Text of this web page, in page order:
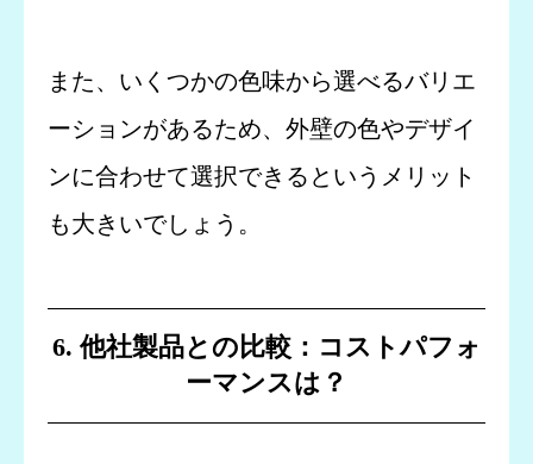
また、いくつかの色味から選べるバリエ
ーションがあるため、外壁の色やデザイ
ンに合わせて選択できるというメリット
も大きいでしょう。
6. 他社製品との比較：コストパフォ
ーマンスは？